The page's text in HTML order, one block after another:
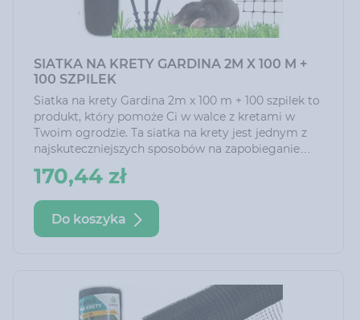
SIATKA NA KRETY GARDINA 2M X 100 M +
100 SZPILEK
Siatka na krety Gardina 2m x 100 m + 100 szpilek to
produkt, który pomoże Ci w walce z kretami w
Twoim ogrodzie. Ta siatka na krety jest jednym z
najskuteczniejszych sposobów na zapobieganie
inwazji kretów.
170,44 zł
Do koszyka